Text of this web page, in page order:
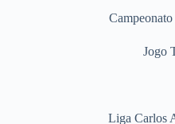
Jogo
Liga Carlos